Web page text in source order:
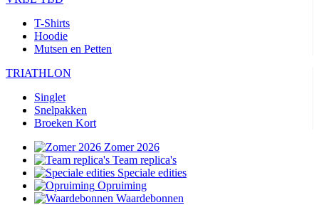
T-Shirts
Hoodie
Mutsen en Petten
TRIATHLON
Singlet
Snelpakken
Broeken Kort
Zomer 2026
Team replica's
Speciale edities
Opruiming
Waardebonnen